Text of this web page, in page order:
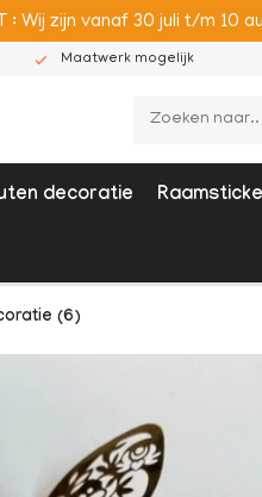
: Wij zijn vanaf 30 juli t/m
Maatwerk mogelijk
decoratie
(6)